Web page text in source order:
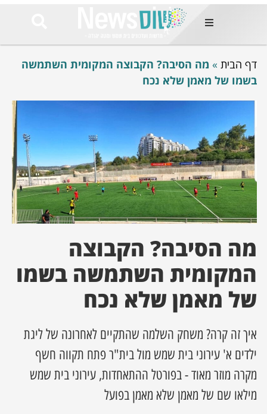
החמות
בימים
באזור
Et
odio
mauris, wisi
tortor
feugiat
ultricies
Congue
luctus, quam
מסע מלחמה
מקומית
דף הבית » מה הסיבה? הקבוצה המקומית השתמשה
בשמו של מאמן שלא נכח
מה הסיבה? הקבוצה
המקומית השתמשה בשמו
של מאמן שלא נכח
איך זה קרה? משחק השלמה שהתקיים לאחרונה של ליגת
ילדים א' עירוני בית שמש מול בית"ר פתח תקווה חשף
מקרה מוזר מאוד - בפורטל ההתאחדות, עירוני בית שמש
מילאו שם של מאמן שלא מאמן בפועל